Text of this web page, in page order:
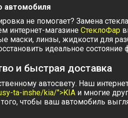
автомобиля
не помогает? Замена
интернет-магазине СтеклоФар
маски, линзы, жидкости для
идеальное
и быстрая доставка
автосвету. Наш
ta-inshe/kia/">KIA и многие
чтобы ваш автомобиль